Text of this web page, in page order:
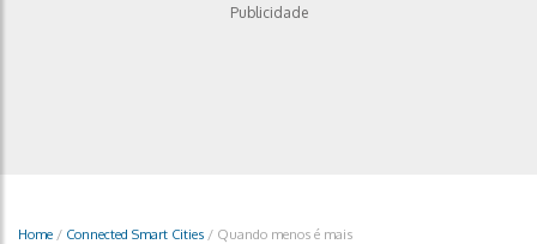
Publicidade
Home / Connected Smart Cities / Quando menos é mais